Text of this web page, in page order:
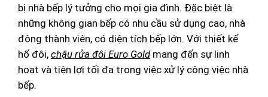
bị nhà bếp lý tưởng cho mọi gia đình. Đặc biệt là
những không gian bếp có nhu cầu sử dụng cao, nhà
đông thành viên, có diện tích bếp lớn. Với thiết kế
hố đôi, chậu rửa đôi Euro Goldmang đến sự linh
hoạt và tiện lợi tối đa trong việc xử lý công việc nhà
bếp.